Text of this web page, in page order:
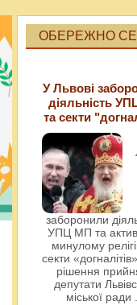
ОБЕРЕЖНО
У Львові
діяльність
та секти
заборонили
УПЦ МП та
минулому
секти
рішення
депутати
міської ради